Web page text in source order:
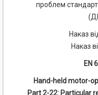
проблем
Наказ
Наказ
EN
Hand-held motor-
Part 2-22: Particular